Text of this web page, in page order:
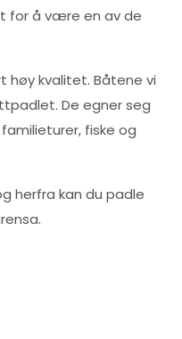
for å være en av de
høy kvalitet. Båtene vi
De egner seg
fiske og
herfra kan du padle